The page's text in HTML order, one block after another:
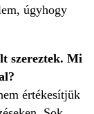
úgyhogy
szereztek. Mi
értékesítjük